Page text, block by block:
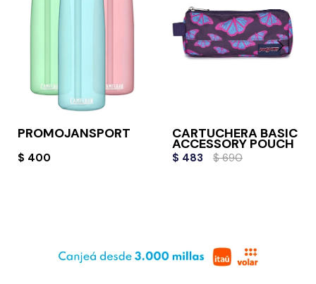
PROMOJANSPORT
$ 400
CARTUCHERA BASIC
ACCESSORY POUCH
$ 483 $ 690